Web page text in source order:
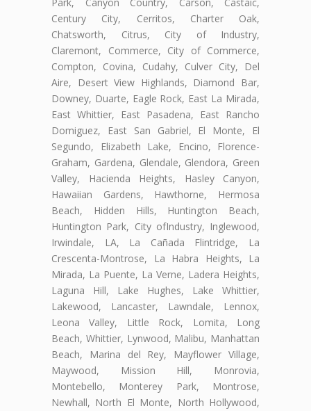
Park, Canyon Country, Carson, Castaic,
Century City, Cerritos, Charter Oak,
Chatsworth, Citrus, City of Industry,
Claremont, Commerce, City of Commerce,
Compton, Covina, Cudahy, Culver City, Del
Aire, Desert View Highlands, Diamond Bar,
Downey, Duarte, Eagle Rock, East La Mirada,
East Whittier, East Pasadena, East Rancho
Domiguez, East San Gabriel, El Monte, El
Segundo, Elizabeth Lake, Encino, Florence-
Graham, Gardena, Glendale, Glendora, Green
Valley, Hacienda Heights, Hasley Canyon,
Hawaiian Gardens, Hawthorne, Hermosa
Beach, Hidden Hills, Huntington Beach,
Huntington Park, City ofIndustry, Inglewood,
Irwindale, LA, La Cañada Flintridge, La
Crescenta-Montrose, La Habra Heights, La
Mirada, La Puente, La Verne, Ladera Heights,
Laguna Hill, Lake Hughes, Lake Whittier,
Lakewood, Lancaster, Lawndale, Lennox,
Leona Valley, Little Rock, Lomita, Long
Beach, Whittier, Lynwood, Malibu, Manhattan
Beach, Marina del Rey, Mayflower Village,
Maywood, Mission Hill, Monrovia,
Montebello, Monterey Park, Montrose,
Newhall, North El Monte, North Hollywood,